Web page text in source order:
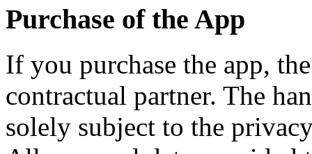
Purchase of the App
If you purchase the app,
contractual partner. The
solely subject to the